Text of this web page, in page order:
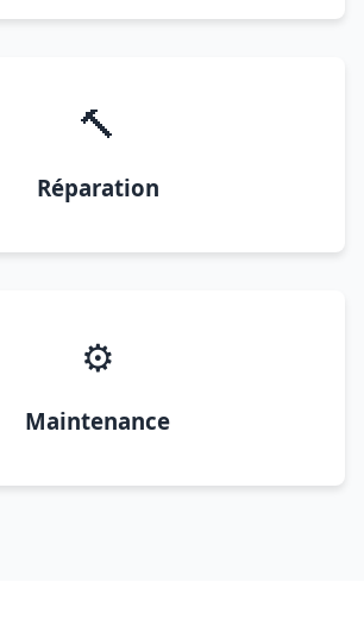
🔨
Réparation
⚙️
Maintenance